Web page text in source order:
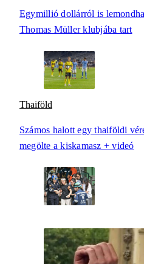
Egymillió dollárról is
Thomas Müller klubjába tart
Thaiföld
Számos halott egy thaiföldi
megölte a kiskamasz + videó